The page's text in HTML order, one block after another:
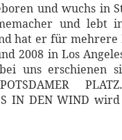
und wuchs in
und lebt
hat er für mehrere
2008 in Los
uns erschienen
IN DEN WIND